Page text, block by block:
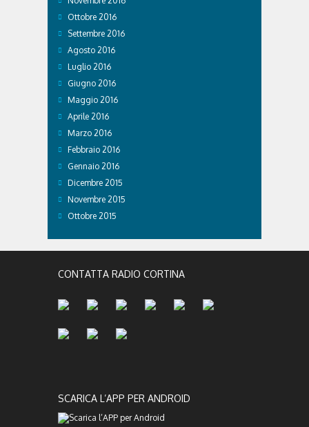
Ottobre 2016
Settembre 2016
Agosto 2016
Luglio 2016
Giugno 2016
Maggio 2016
Aprile 2016
Marzo 2016
Febbraio 2016
Gennaio 2016
Dicembre 2015
Novembre 2015
Ottobre 2015
CONTATTA RADIO CORTINA
SCARICA L’APP PER ANDROID